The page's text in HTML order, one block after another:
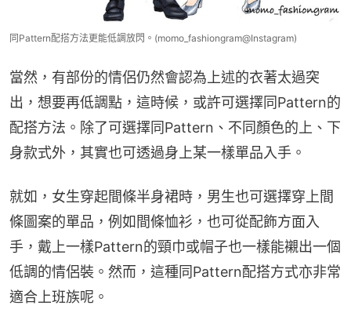
同Pattern配搭方法更能低調放閃。(momo_fashiongram@Instagram)
當然，有部份的情侶仍然會認為上述的衣著太過突
出，想要再低調點，這時候，或許可選擇同Pattern的
配搭方法。除了可選擇同Pattern、不同顏色的上、下
身款式外，其實也可透過身上某一樣單品入手。
就如，女生穿起間條半身裙時，男生也可選擇穿上間
條圖案的單品，例如間條恤衫，也可從配飾方面入
手，戴上一樣Pattern的頸巾或帽子也一樣能襯出一個
低調的情侶裝。然而，這種同Pattern配搭方式亦非常
適合上班族呢。